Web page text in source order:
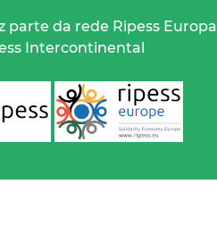
parte da rede Ripess Europa
Intercontinental